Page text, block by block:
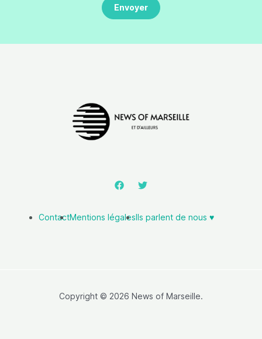
ContactMentions légalesIls parlent de nous ♥️
Copyright © 2026 News of Marseille.